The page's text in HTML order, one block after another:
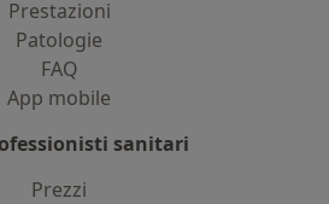
Prestazioni
Patologie
FAQ
App mobile
sanitari
Prezzi